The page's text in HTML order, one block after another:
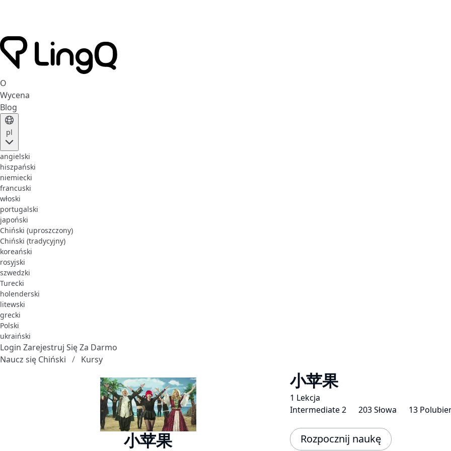
O
Wycena
Blog
pl
angielski
hiszpański
niemiecki
francuski
włoski
portugalski
japoński
Chiński (uproszczony)
Chiński (tradycyjny)
koreański
rosyjski
szwedzki
Turecki
holenderski
litewski
grecki
Polski
ukraiński
Login Zarejestruj Się Za Darmo
Naucz się Chiński
Kursy
小苹果
小苹果
1 Lekcja
Intermediate 2
203 Słowa 13
Rozpocznij naukę